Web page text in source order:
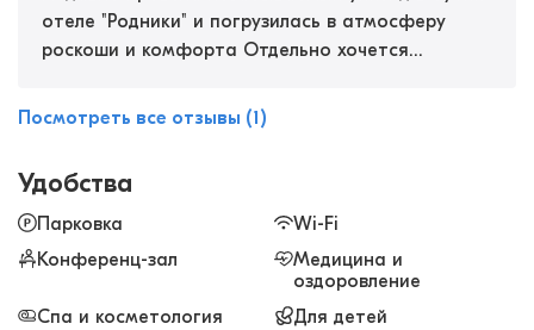
отеле "Родники" и погрузилась в атмосферу
роскоши и комфорта Отдельно хочется
ухода, различные виды массажа и саун - все это
помогло мне почувствовать себя обновленной и
окружении живописного леса, это то, что нужно
для отдыха от городской суеты.
Посмотреть все отзывы (1)
Удобства
Парковка
Wi-Fi
Конференц-зал
Медицина и
оздоровление
Спа и косметология
Для детей